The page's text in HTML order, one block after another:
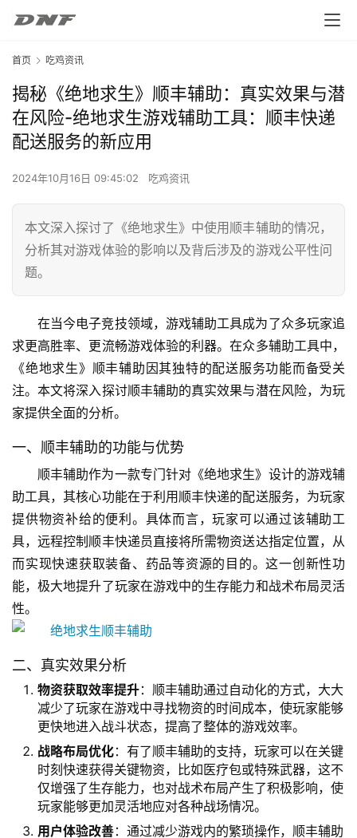
首页 吃鸡资讯
揭秘《绝地求生》顺丰辅助：真实效果与潜
在风险-绝地求生游戏辅助工具：顺丰快递
配送服务的新应用
2024年10月16日 09:45:02 吃鸡资讯
本文深入探讨了《绝地求生》中使用顺丰辅助的情况，
分析其对游戏体验的影响以及背后涉及的游戏公平性问
题。
在当今电子竞技领域，游戏辅助工具成为了众多玩家追
求更高胜率、更流畅游戏体验的利器。在众多辅助工具中，
《绝地求生》顺丰辅助因其独特的配送服务功能而备受关
注。本文将深入探讨顺丰辅助的真实效果与潜在风险，为玩
家提供全面的分析。
一、顺丰辅助的功能与优势
顺丰辅助作为一款专门针对《绝地求生》设计的游戏辅
助工具，其核心功能在于利用顺丰快递的配送服务，为玩家
提供物资补给的便利。具体而言，玩家可以通过该辅助工
具，远程控制顺丰快递员直接将所需物资送达指定位置，从
而实现快速获取装备、药品等资源的目的。这一创新性功
能，极大地提升了玩家在游戏中的生存能力和战术布局灵活
性。
二、真实效果分析
物资获取效率提升：顺丰辅助通过自动化的方式，大大
减少了玩家在游戏中寻找物资的时间成本，使玩家能够
更快地进入战斗状态，提高了整体的游戏效率。
战略布局优化：有了顺丰辅助的支持，玩家可以在关键
时刻快速获得关键物资，比如医疗包或特殊武器，这不
仅增强了生存能力，也对战术布局产生了积极影响，使
玩家能够更加灵活地应对各种战场情况。
用户体验改善：通过减少游戏内的繁琐操作，顺丰辅助